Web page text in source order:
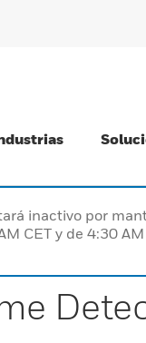
inactivo por
CET y de 4:30